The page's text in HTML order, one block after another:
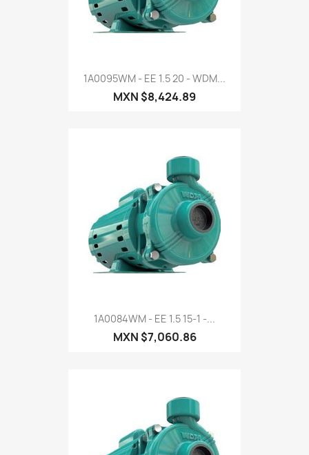
1A0095WM - EE 1.5 20 - WDM...
MXN $8,424.89
1A0084WM - EE 1.5 15-1 -...
MXN $7,060.86